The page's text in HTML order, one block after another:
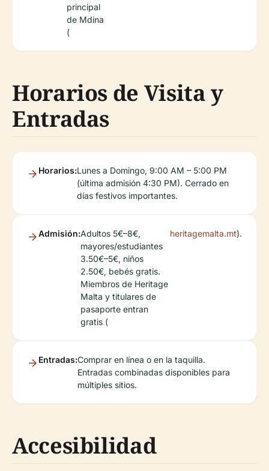
principal
de Mdina
(
Horarios de Visita y
Entradas
Horarios:Lunes a Domingo, 9:00 AM – 5:00 PM
(última admisión 4:30 PM). Cerrado en
días festivos importantes.
Admisión:Adultos 5€–8€,
mayores/estudiantes
3.50€–5€, niños
2.50€, bebés gratis.
Miembros de Heritage
Malta y titulares de
pasaporte entran
gratis (
heritagemalta.mt).
Entradas:Comprar en línea o en la taquilla.
Entradas combinadas disponibles para
múltiples sitios.
Accesibilidad